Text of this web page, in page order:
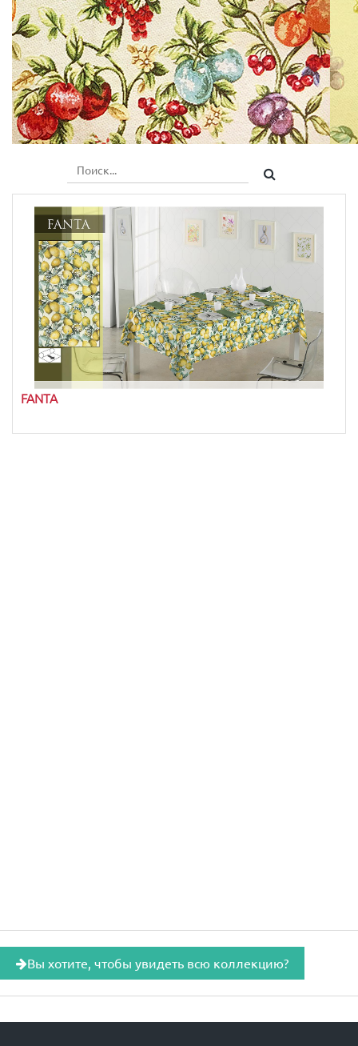
FANTA
Вы хотите, чтобы увидеть всю коллекцию?